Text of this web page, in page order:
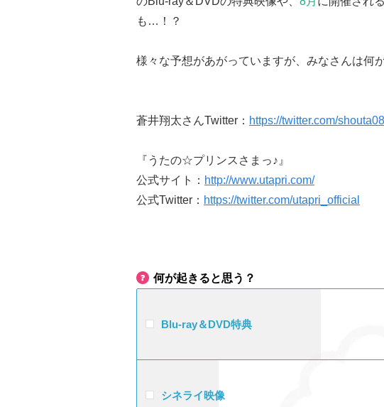
も…！？
様々な予想があがっていますが、みなさんは何
蒼井翔太さんTwitter： https://twitter.com/
『うたの☆プリンスさまっ♪』
公式サイト： http://www.utapri.com/
公式Twitter： https://twitter.com/utapri_official
何が起きると思う？
Blu-ray＆DVD特典
シネライ映像